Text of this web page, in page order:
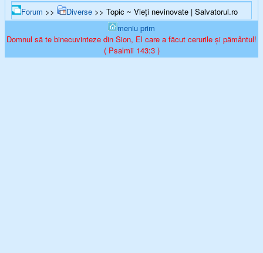
Forum >> Diverse >> Topic ~ Vieți nevinovate | Salvatorul.ro
meniu prim
Domnul să te binecuvinteze din Sion, El care a făcut cerurile și pământul!
( Psalmii 143:3 )